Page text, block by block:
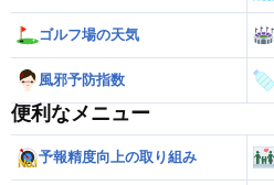
ゴルフ場の天気
風邪予防指数
便利なメニュー
予報精度向上の取り組み